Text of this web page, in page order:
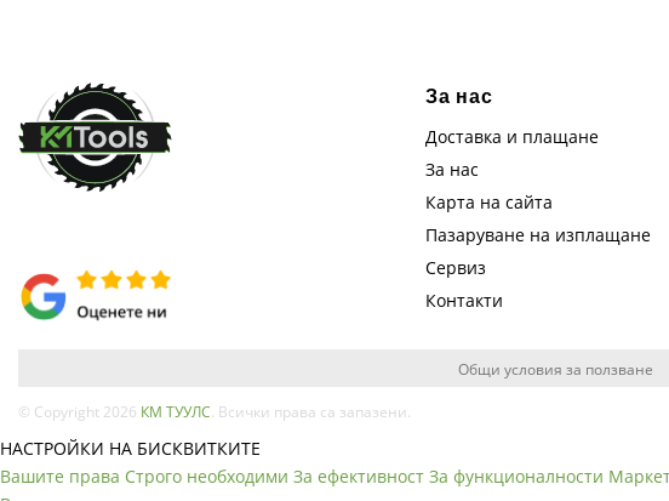
За нас
Доставка и плащане
За нас
Карта на сайта
Пазаруване на изплащане
Сервиз
Контакти
Общи условия за ползване
© Copyright 2026 КМ ТУУЛС . Всички права са запазени.
НАСТРОЙКИ НА БИСКВИТКИТЕ
Вашите права Строго необходими За ефективност За функционалности